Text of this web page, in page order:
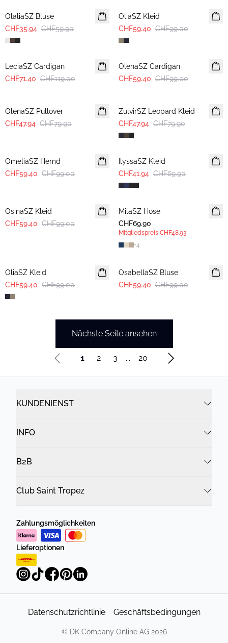
OlaliaSZ Bluse
CHF35.94 CHF59.90
OliaSZ Kleid
CHF59.40 CHF99.00
-40%
LeciaSZ Cardigan
CHF71.40 CHF119.00
-40%
OlenaSZ Cardigan
CHF59.40 CHF99.00
OlenaSZ Pullover
CHF47.94 CHF79.90
ZulvirSZ Leopard Kleid
CHF47.94 CHF79.90
OmeliaSZ Hemd
CHF59.40 CHF99.00
-40%
IlyssaSZ Kleid
CHF41.94 CHF69.90
OsinaSZ Kleid
CHF59.40 CHF99.00
NEUHEIT
MITGLIEDERANGEBOT
MilaSZ Hose
CHF69.90
Mitgliedspreis CHF48.93
+4
OliaSZ Kleid
CHF59.40 CHF99.00
OsabellaSZ Bluse
CHF59.40 CHF99.00
Nächste Seite ansehen
1 2 3 ... 20
KUNDENIENST
INFO
B2B
Club Saint Tropez
Zahlungsmöglichkeiten
Lieferoptionen
Datenschutzrichtlinie Geschäftsbedingungen
© DK Company Online AG 2026